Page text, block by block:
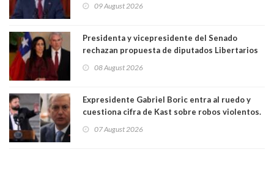
09 August 2026
Presidenta y vicepresidente del Senado
rechazan propuesta de diputados Libertarios
"Constituye un camino equivocado"
08 August 2026
Expresidente Gabriel Boric entra al ruedo y
cuestiona cifra de Kast sobre robos violentos.
07 August 2026